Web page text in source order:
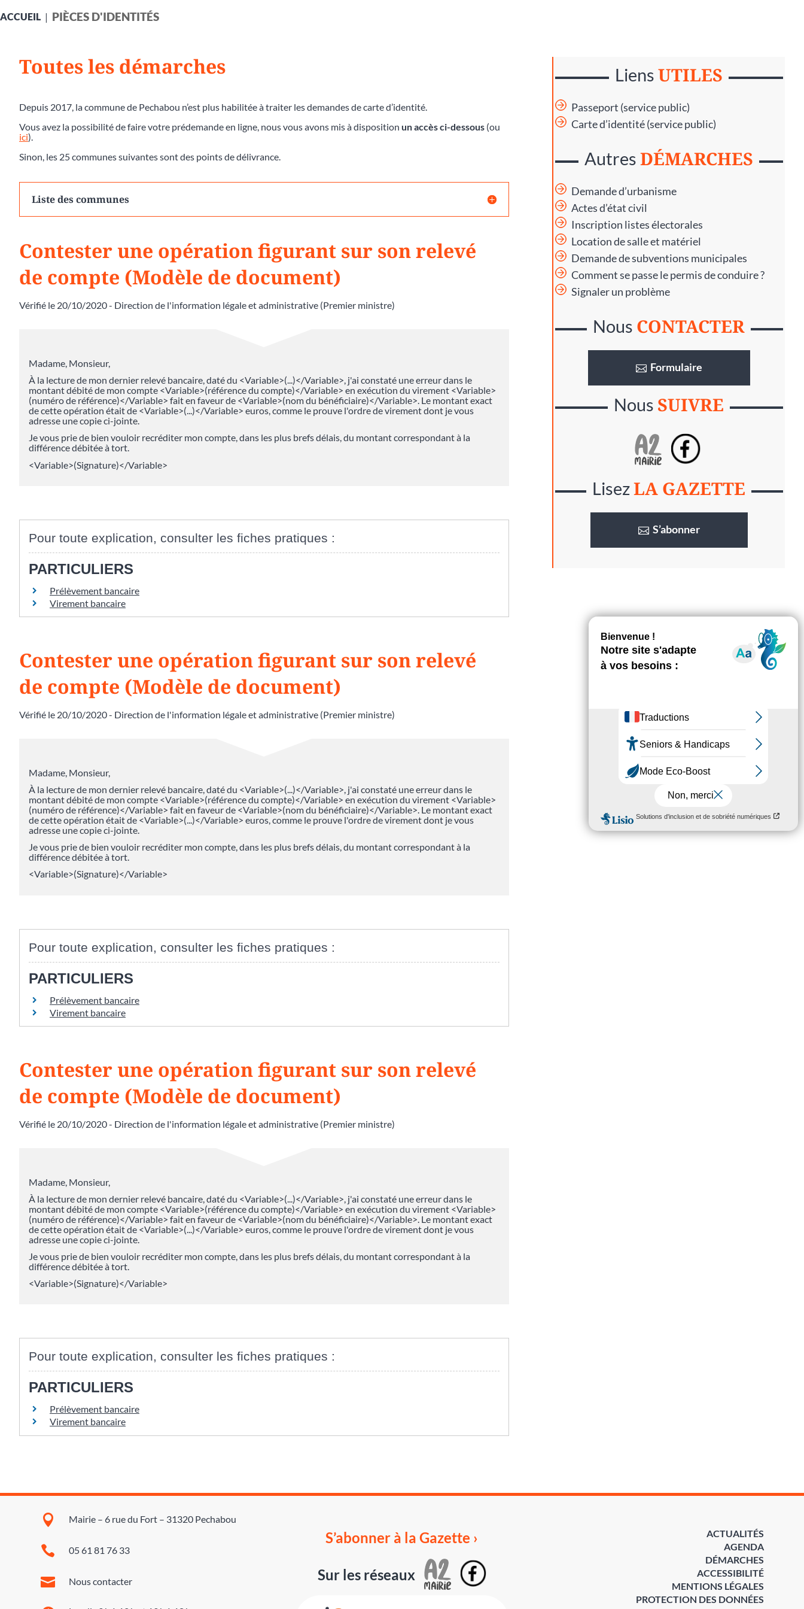
ACCUEIL PIÈCES D'IDENTITÉS
Toutes les démarches
Depuis 2017, la commune de Pechabou n’est plus habilitée à traiter les demandes de carte d’identité.
Vous avez la possibilité de faire votre prédemande en ligne, nous vous avons mis à disposition un accès ci-dessous (ou
ici).
Sinon, les 25 communes suivantes sont des points de délivrance.
Liste des communes
Contester une opération figurant sur son relevé
de compte (Modèle de document)
Vérifié le 20/10/2020 - Direction de l'information légale et administrative (Premier ministre)
Madame, Monsieur,
À la lecture de mon dernier relevé bancaire, daté du <Variable>(...)</Variable>, j'ai constaté une erreur dans le
montant débité de mon compte <Variable>(référence du compte)</Variable> en exécution du virement <Variable>
(numéro de référence)</Variable> fait en faveur de <Variable>(nom du bénéficiaire)</Variable>. Le montant exact
de cette opération était de <Variable>(...)</Variable> euros, comme le prouve l'ordre de virement dont je vous
adresse une copie ci-jointe.
Je vous prie de bien vouloir recréditer mon compte, dans les plus brefs délais, du montant correspondant à la
différence débitée à tort.
<Variable>(Signature)</Variable>
Pour toute explication, consulter les fiches pratiques :
PARTICULIERS
Prélèvement bancaire
Virement bancaire
Contester une opération figurant sur son relevé
de compte (Modèle de document)
Vérifié le 20/10/2020 - Direction de l'information légale et administrative (Premier ministre)
Madame, Monsieur,
À la lecture de mon dernier relevé bancaire, daté du <Variable>(...)</Variable>, j'ai constaté une erreur dans le
montant débité de mon compte <Variable>(référence du compte)</Variable> en exécution du virement <Variable>
(numéro de référence)</Variable> fait en faveur de <Variable>(nom du bénéficiaire)</Variable>. Le montant exact
de cette opération était de <Variable>(...)</Variable> euros, comme le prouve l'ordre de virement dont je vous
adresse une copie ci-jointe.
Je vous prie de bien vouloir recréditer mon compte, dans les plus brefs délais, du montant correspondant à la
différence débitée à tort.
<Variable>(Signature)</Variable>
Pour toute explication, consulter les fiches pratiques :
PARTICULIERS
Prélèvement bancaire
Virement bancaire
Contester une opération figurant sur son relevé
de compte (Modèle de document)
Vérifié le 20/10/2020 - Direction de l'information légale et administrative (Premier ministre)
Madame, Monsieur,
À la lecture de mon dernier relevé bancaire, daté du <Variable>(...)</Variable>, j'ai constaté une erreur dans le
montant débité de mon compte <Variable>(référence du compte)</Variable> en exécution du virement <Variable>
(numéro de référence)</Variable> fait en faveur de <Variable>(nom du bénéficiaire)</Variable>. Le montant exact
de cette opération était de <Variable>(...)</Variable> euros, comme le prouve l'ordre de virement dont je vous
adresse une copie ci-jointe.
Je vous prie de bien vouloir recréditer mon compte, dans les plus brefs délais, du montant correspondant à la
différence débitée à tort.
<Variable>(Signature)</Variable>
Pour toute explication, consulter les fiches pratiques :
PARTICULIERS
Prélèvement bancaire
Virement bancaire
LiensUTILES
Passeport (service public)
Carte d’identité (service public)
AutresDÉMARCHES
Demande d’urbanisme
Actes d’état civil
Inscription listes électorales
Location de salle et matériel
Demande de subventions municipales
Comment se passe le permis de conduire ?
Signaler un problème
Nous CONTACTER
Formulaire
Nous SUIVRE
LisezLA GAZETTE
S’abonner
 Mairie – 6 rue du Fort – 31320 Pechabou
 05 61 81 76 33
 Nous contacter
S’abonner à la Gazette ›
Sur les réseaux
ACTUALITÉS
AGENDA
DÉMARCHES
ACCESSIBILITÉ
MENTIONS LÉGALES
PROTECTION DES DONNÉES